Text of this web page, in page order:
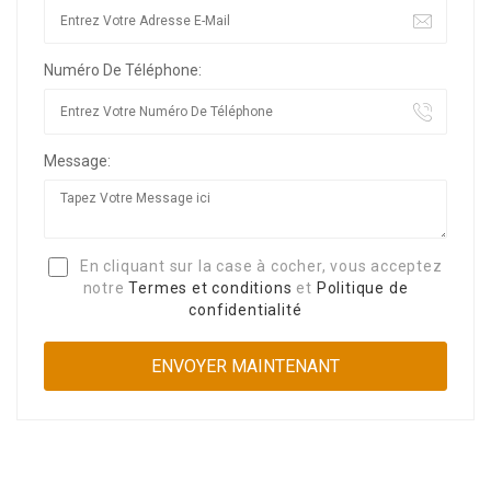
Numéro De Téléphone:
Message:
En cliquant sur la case à cocher, vous acceptez
notreTermes et conditions et Politique de
confidentialité